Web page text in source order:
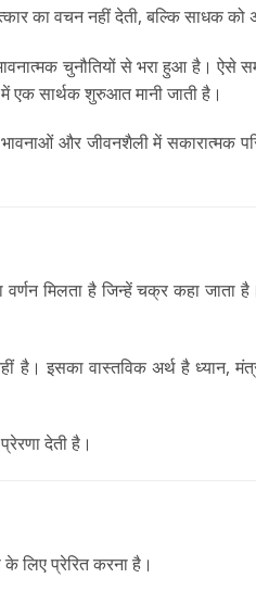
का वचन नहीं देती, बल्कि साधक
चुनौतियों से भरा हुआ है।
एक सार्थक शुरुआत मानी जाती है।
और जीवनशैली में सकारात्मक
मिलता है जिन्हें चक्र कहा जाता
है। इसका वास्तविक अर्थ है ध्यान,
देती है।
के लिए प्रेरित करना है।